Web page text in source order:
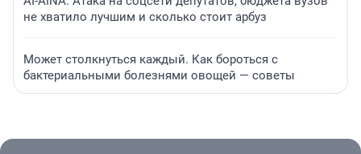
не хватило лучшим и сколько стоит арбуз
Может столкнуться каждый. Как бороться с
бактериальными болезнями овощей — советы